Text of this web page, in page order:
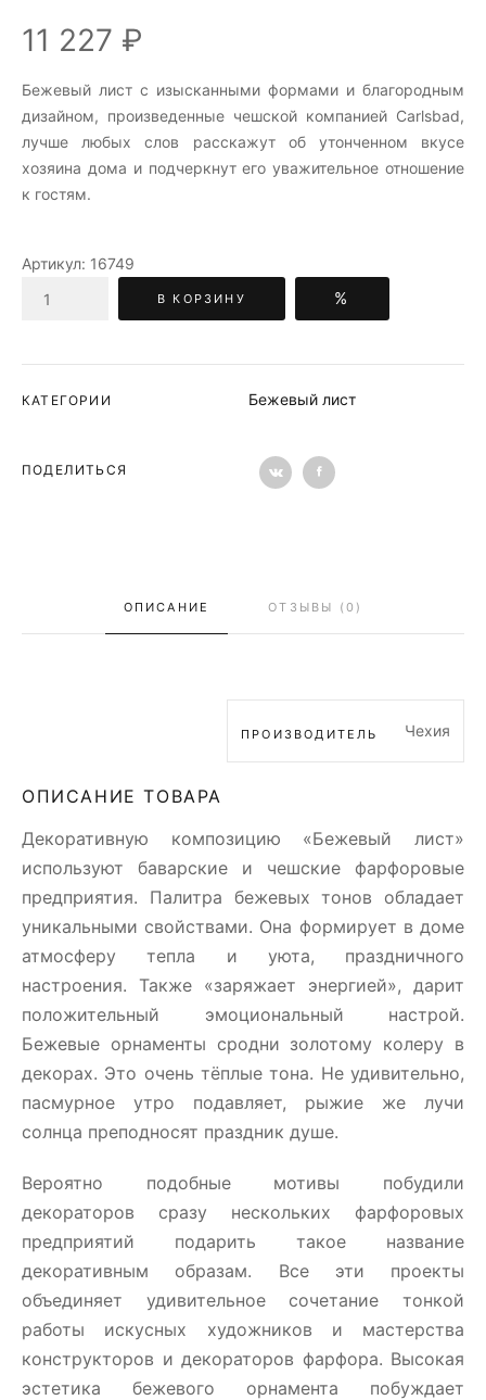
11 227 ₽
Бежевый лист c изысканными формами и благородным
дизайном, произведенные чешской компанией Carlsbad,
лучше любых слов расскажут об утонченном вкусе
хозяина дома и подчеркнут его уважительное отношение
к гостям.
Артикул: 16749
В КОРЗИНУ %
КАТЕГОРИИ Бежевый лист
ПОДЕЛИТЬСЯ
ОПИСАНИЕ ОТЗЫВЫ (0)
ПРОИЗВОДИТЕЛЬ Чехия
ОПИСАНИЕ ТОВАРА
Декоративную композицию «Бежевый лист»
используют баварские и чешские фарфоровые
предприятия. Палитра бежевых тонов обладает
уникальными свойствами. Она формирует в доме
атмосферу тепла и уюта, праздничного
настроения. Также «заряжает энергией», дарит
положительный эмоциональный настрой.
Бежевые орнаменты сродни золотому колеру в
декорах. Это очень тёплые тона. Не удивительно,
пасмурное утро подавляет, рыжие же лучи
солнца преподносят праздник душе.
Вероятно подобные мотивы побудили
декораторов сразу нескольких фарфоровых
предприятий подарить такое название
декоративным образам. Все эти проекты
объединяет удивительное сочетание тонкой
работы искусных художников и мастерства
конструкторов и декораторов фарфора. Высокая
эстетика бежевого орнамента побуждает